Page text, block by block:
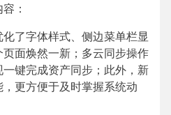
：
了字体样式、侧边菜单栏显
面焕然一新；多云同步操作
键完成资产同步；此外，新
更方便于及时掌握系统动